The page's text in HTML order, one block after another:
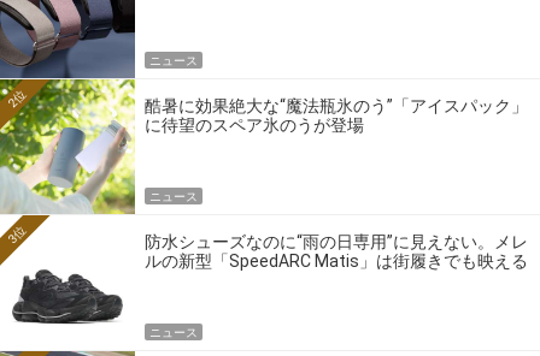
ニュース
酷暑に効果絶大な“魔法瓶氷のう”「アイスパック」
に待望のスペア氷のうが登場
2位
ニュース
防水シューズなのに“雨の日専用”に見えない。メレ
ルの新型「SpeedARC Matis」は街履きでも映える
3位
ニュース